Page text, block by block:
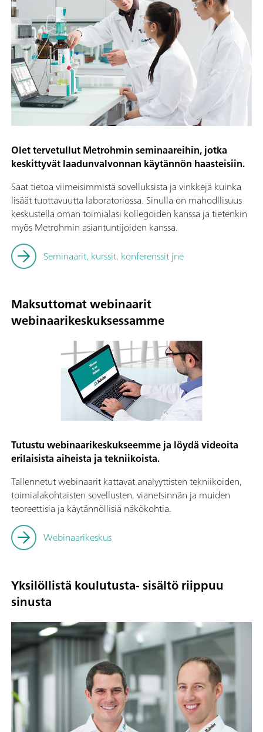
Olet tervetullut Metrohmin seminaareihin, jotka
keskittyvät laadunvalvonnan käytännön haasteisiin.
Saat tietoa viimeisimmistä sovelluksista ja vinkkejä kuinka
lisäät tuottavuutta laboratoriossa. Sinulla on mahodllisuus
keskustella oman toimialasi kollegoiden kanssa ja tietenkin
myös Metrohmin asiantuntijoiden kanssa.
Seminaarit, kurssit, konferenssit jne
Maksuttomat webinaarit
webinaarikeskuksessamme
Tutustu webinaarikeskukseemme ja löydä videoita
erilaisista aiheista ja tekniikoista.
Tallennetut webinaarit kattavat analyyttisten tekniikoiden,
toimialakohtaisten sovellusten, vianetsinnän ja muiden
teoreettisia ja käytännöllisiä näkökohtia.
Webinaarikeskus
Yksilöllistä koulutusta- sisältö riippuu
sinusta